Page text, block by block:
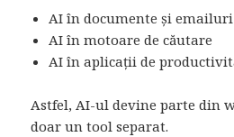
AI în documente și emailuri
AI în motoare de căutare
AI în aplicații de
Astfel, AI-ul devine parte din
doar un tool separat.